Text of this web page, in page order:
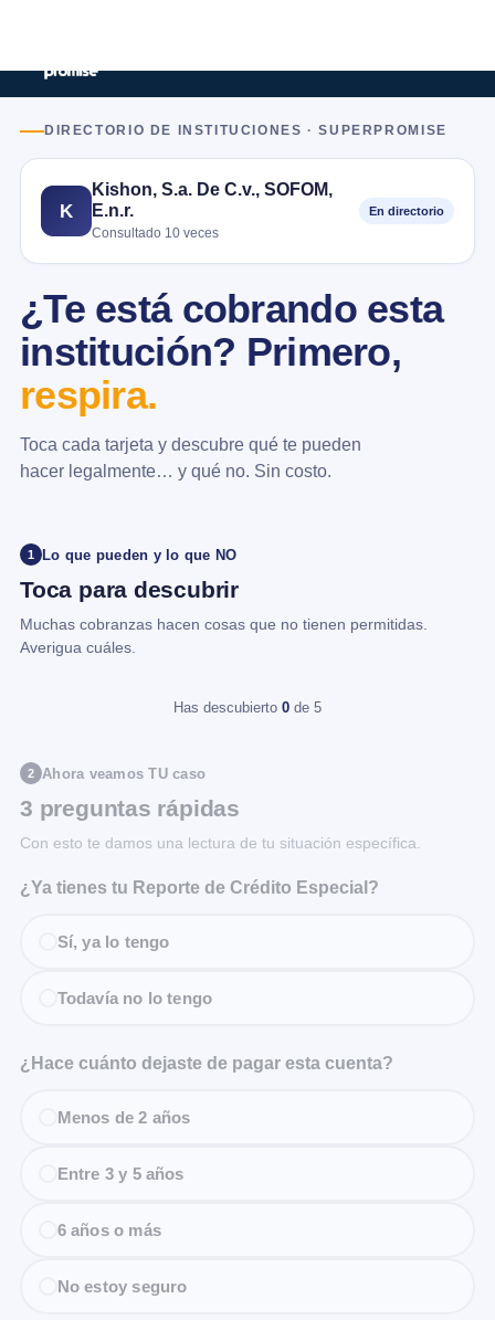
DIRECTORIO DE INSTITUCIONES · SUPERPROMISE
K
Kishon, S.a. De C.v., SOFOM,
E.n.r.
Consultado 10 veces
En directorio
¿Te está cobrando esta
institución? Primero,
respira.
Toca cada tarjeta y descubre qué te pueden
hacer legalmente… y qué no. Sin costo.
1 Lo que pueden y lo que NO
Toca para descubrir
Muchas cobranzas hacen cosas que no tienen permitidas.
Averigua cuáles.
Has descubierto 0 de 5
2 Ahora veamos TU caso
3 preguntas rápidas
Con esto te damos una lectura de tu situación específica.
¿Ya tienes tu Reporte de Crédito Especial?
Sí, ya lo tengo
Todavía no lo tengo
¿Hace cuánto dejaste de pagar esta cuenta?
Menos de 2 años
Entre 3 y 5 años
6 años o más
No estoy seguro